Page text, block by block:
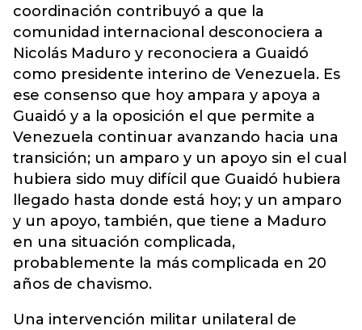
coordinación contribuyó a que la
comunidad internacional desconociera a
Nicolás Maduro y reconociera a Guaidó
como presidente interino de Venezuela. Es
ese consenso que hoy ampara y apoya a
Guaidó y a la oposición el que permite a
Venezuela continuar avanzando hacia una
transición; un amparo y un apoyo sin el cual
hubiera sido muy difícil que Guaidó hubiera
llegado hasta donde está hoy; y un amparo
y un apoyo, también, que tiene a Maduro
en una situación complicada,
probablemente la más complicada en 20
años de chavismo.
Una intervención militar unilateral de